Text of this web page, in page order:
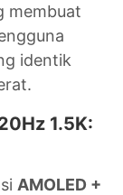
membuat
identik
1.5K:
AMOLED +